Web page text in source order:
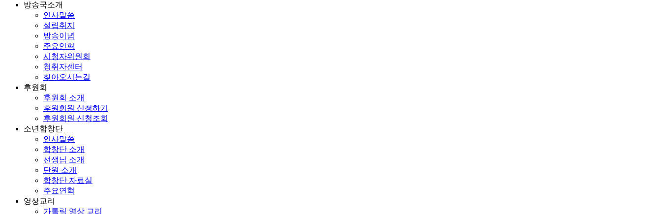
방송국소개
인사말씀
설립취지
방송이념
주요연혁
시청자위원회
청취자센터
찾아오시는길
후원회
후원회 소개
후원회원 신청하기
후원회원 신청조회
소년합창단
인사말씀
합창단 소개
선생님 소개
단원 소개
합창단 자료실
주요연혁
영상교리
가톨릭 영상 교리